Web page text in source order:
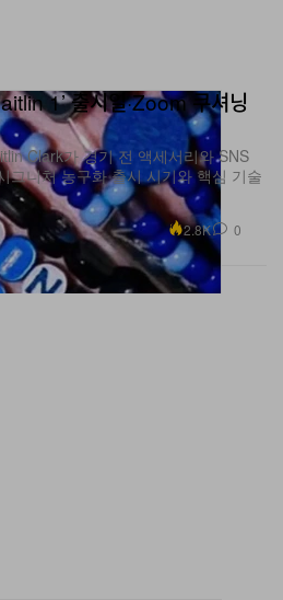
Clark가 경기 전 액세서리와 SNS
니처 농구화 출시 시기와 핵심 기술
2.8K